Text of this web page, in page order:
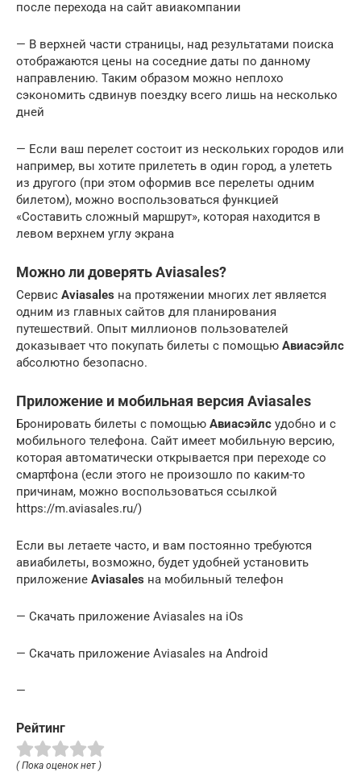
после перехода на сайт авиакомпании
— В верхней части страницы, над результатами поиска
отображаются цены на соседние даты по данному
направлению. Таким образом можно неплохо
сэкономить сдвинув поездку всего лишь на несколько
дней
— Если ваш перелет состоит из нескольких городов или
например, вы хотите прилететь в один город, а улететь
из другого (при этом оформив все перелеты одним
билетом), можно воспользоваться функцией
«Составить сложный маршрут», которая находится в
левом верхнем углу экрана
Можно ли доверять Aviasales?
Сервис Aviasales на протяжении многих лет является
одним из главных сайтов для планирования
путешествий. Опыт миллионов пользователей
доказывает что покупать билеты с помощью Авиасэйлс
абсолютно безопасно.
Приложение и мобильная версия Aviasales
Бронировать билеты с помощью Авиасэйлс удобно и с
мобильного телефона. Сайт имеет мобильную версию,
которая автоматически открывается при переходе со
смартфона (если этого не произошло по каким-то
причинам, можно воспользоваться ссылкой
https://m.aviasales.ru/)
Если вы летаете часто, и вам постоянно требуются
авиабилеты, возможно, будет удобней установить
приложение Aviasales на мобильный телефон
— Скачать приложение Aviasales на iOs
— Скачать приложение Aviasales на Android
—
Рейтинг
( Пока оценок нет )